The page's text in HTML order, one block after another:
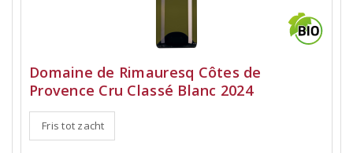
Domaine de Rimauresq Côtes de
Provence Cru Classé Blanc 2024
Fris tot zacht